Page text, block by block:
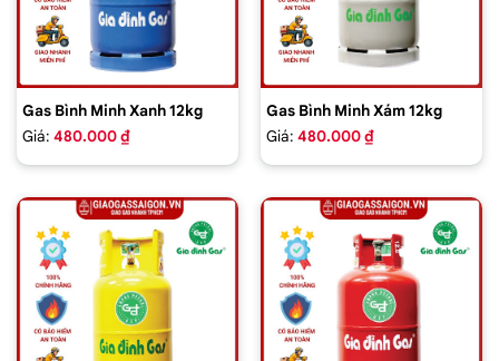
Gas Bình Minh Xanh 12kg
Giá: 480.000 ₫
Gas Bình Minh Xám 12kg
Giá: 480.000 ₫